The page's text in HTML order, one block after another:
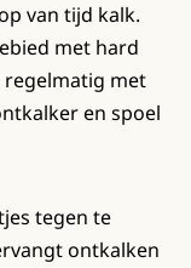
van tijd kalk.
met hard
met
en spoel
tegen te
ontkalken